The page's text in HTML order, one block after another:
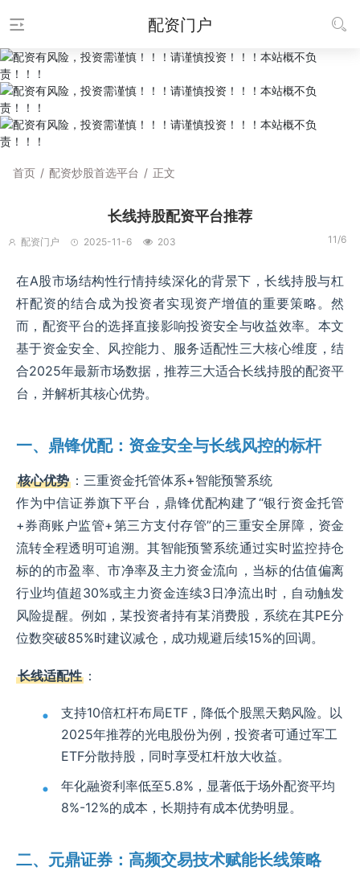
配资门户
首页 / 配资炒股首选平台 / 正文
长线持股配资平台推荐
配资门户 2025-11-6 203 11/6
在A股市场结构性行情持续深化的背景下，长线持股与杠
杆配资的结合成为投资者实现资产增值的重要策略。然
而，配资平台的选择直接影响投资安全与收益效率。本文
基于资金安全、风控能力、服务适配性三大核心维度，结
合2025年最新市场数据，推荐三大适合长线持股的配资平
台，并解析其核心优势。
一、鼎锋优配：资金安全与长线风控的标杆
核心优势 ：三重资金托管体系+智能预警系统
作为中信证券旗下平台，鼎锋优配构建了“银行资金托管
+券商账户监管+第三方支付存管”的三重安全屏障，资金
流转全程透明可追溯。其智能预警系统通过实时监控持仓
标的的市盈率、市净率及主力资金流向，当标的估值偏离
行业均值超30%或主力资金连续3日净流出时，自动触发
风险提醒。例如，某投资者持有某消费股，系统在其PE分
位数突破85%时建议减仓，成功规避后续15%的回调。
长线适配性 ：
支持10倍杠杆布局ETF，降低个股黑天鹅风险。以
2025年推荐的光电股份为例，投资者可通过军工
ETF分散持股，同时享受杠杆放大收益。
年化融资利率低至5.8%，显著低于场外配资平均
8%-12%的成本，长期持有成本优势明显。
二、元鼎证券：高频交易技术赋能长线策略